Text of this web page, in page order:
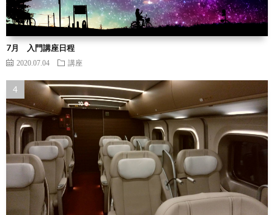
7月 入門講座日程
2020.07.04 講座